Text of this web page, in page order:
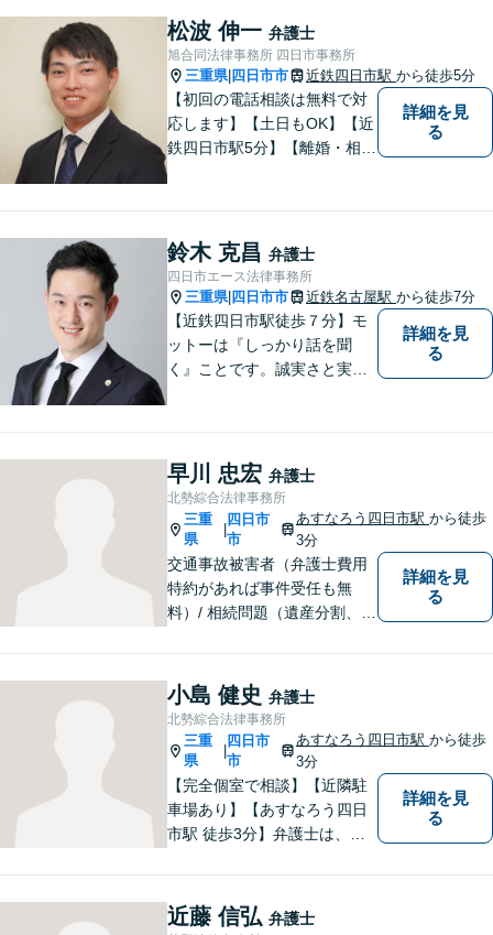
題／離婚問題／相続問題／企
業法務など、幅広く対応可
能。【明確な料金体系】どう
ぞご連絡ください。
松波 伸一 弁護士
旭合同法律事務所 四日市事務所
三重県| 四日市市 近鉄四日市駅 から徒歩5分
【初回の電話相談は無料で対
応します】【土日もOK】【近
鉄四日市駅5分】【離婚・相続
刑事事件全般】双方ともに納
得する解決を目指します【交
通事故】示談金の増額に向け
尽力
詳細を見
る
鈴木 克昌 弁護士
四日市エース法律事務所
三重県| 四日市市 近鉄名古屋駅 から徒歩7分
【近鉄四日市駅徒歩７分】モ
ットーは『しっかり話を聞
く』ことです。誠実さと実直
（使用者側）／交通事故／相
続問題など、幅広く対応。お
気軽にご相談ください。
詳細を見
る
早川 忠宏 弁護士
北勢綜合法律事務所
三重
県
四日市
市
あすなろう四日市駅 から徒歩
3分
交通事故被害者（弁護士費用
特約があれば事件受任も無
料）/ 相続問題（遺産分割、遺
さい。
詳細を見
る
小島 健史 弁護士
北勢綜合法律事務所
三重
県
四日市
市
あすなろう四日市駅 から徒歩
3分
【完全個室で相談】【近隣駐
車場あり】【あすなろう四日
市駅 徒歩3分】弁護士は、依
わからないことがあれば、何
でも聞いてください。 問題解
決に向かって一緒に頑張りま
詳細を見
る
近藤 信弘 弁護士